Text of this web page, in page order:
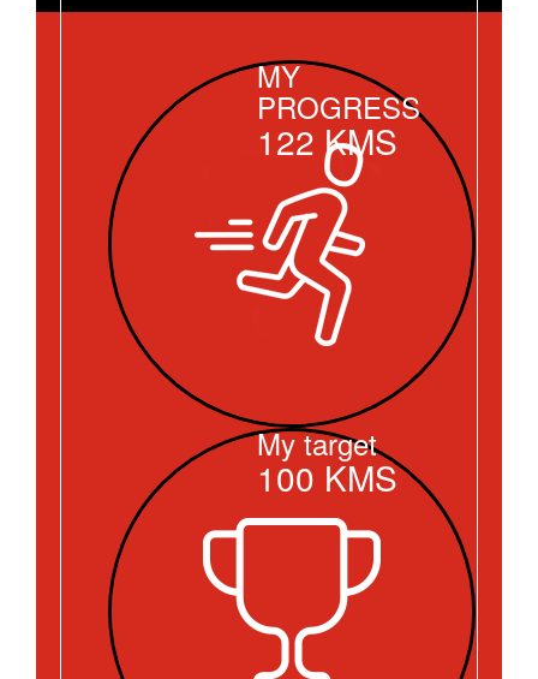
MY
PROGRESS
122 KMS
My target
100 KMS